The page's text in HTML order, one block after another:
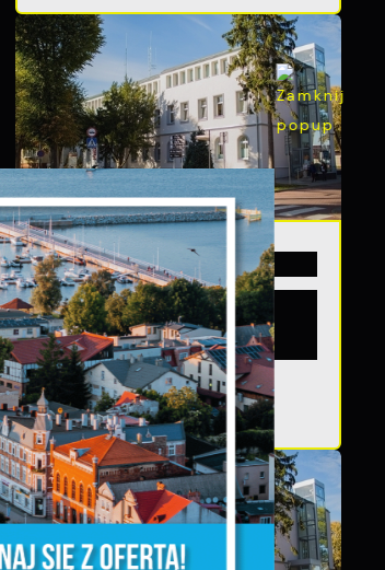
20 - 08 - 2026
Teatralne lato -
Zdrowo i kolorowo